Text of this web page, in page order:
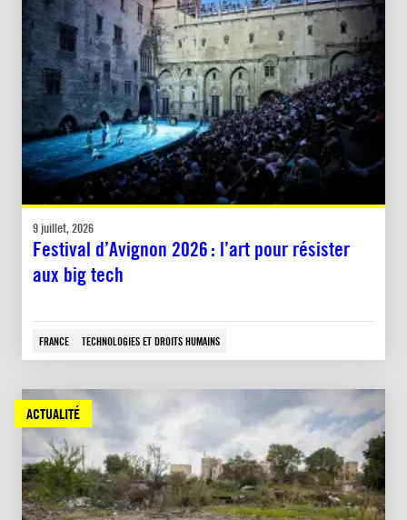
9 juillet, 2026
Festival d’Avignon 2026 : l’art pour résister
aux big tech
FRANCE TECHNOLOGIES ET DROITS HUMAINS
ACTUALITÉ